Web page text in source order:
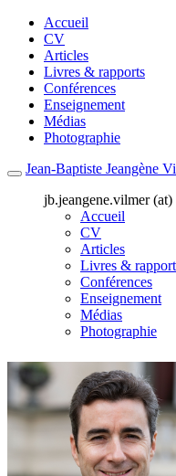
Accueil
CV
Articles
Livres & rapports
Conférences
Enseignement
Médias
Photographie
Jean-Baptiste Jeangène
jb.jeangene.vilmer (at)
Accueil
CV
Articles
Livres &
Conférences
Enseignement
Médias
Photographie